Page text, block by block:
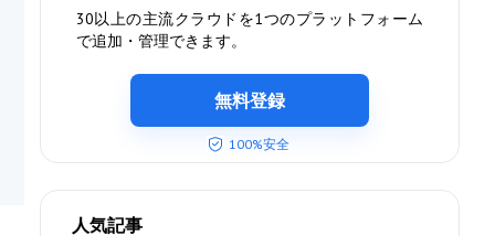
30以上の主流クラウドを1つのプラットフォーム
で追加・管理できます。
無料登録
100%安全
人気記事